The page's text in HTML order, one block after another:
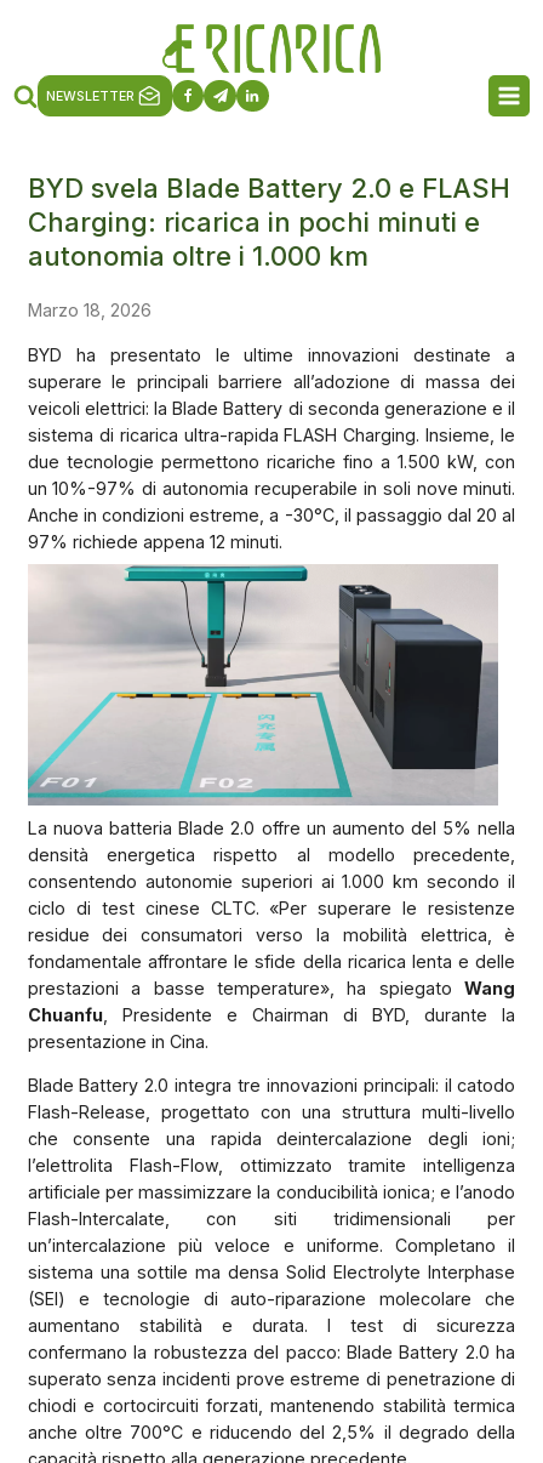
NEWSLETTER
BYD svela Blade Battery 2.0 e FLASH
Charging: ricarica in pochi minuti e
autonomia oltre i 1.000 km
Marzo 18, 2026
BYD ha presentato le ultime innovazioni destinate a
superare le principali barriere all’adozione di massa dei
veicoli elettrici: la Blade Battery di seconda generazione e il
sistema di ricarica ultra-rapida FLASH Charging. Insieme, le
due tecnologie permettono ricariche fino a 1.500 kW, con
un 10%-97% di autonomia recuperabile in soli nove minuti.
Anche in condizioni estreme, a -30°C, il passaggio dal 20 al
97% richiede appena 12 minuti.
La nuova batteria Blade 2.0 offre un aumento del 5% nella
densità energetica rispetto al modello precedente,
consentendo autonomie superiori ai 1.000 km secondo il
ciclo di test cinese CLTC. «Per superare le resistenze
residue dei consumatori verso la mobilità elettrica, è
fondamentale affrontare le sfide della ricarica lenta e delle
prestazioni a basse temperature», ha spiegatoWang
Chuanfu, Presidente e Chairman di BYD, durante la
presentazione in Cina.
Blade Battery 2.0 integra tre innovazioni principali: il catodo
Flash-Release, progettato con una struttura multi-livello
che consente una rapida deintercalazione degli ioni;
l’elettrolita Flash-Flow, ottimizzato tramite intelligenza
artificiale per massimizzare la conducibilità ionica; e l’anodo
Flash-Intercalate, con siti tridimensionali per
un’intercalazione più veloce e uniforme. Completano il
sistema una sottile ma densa Solid Electrolyte Interphase
(SEI) e tecnologie di auto-riparazione molecolare che
aumentano stabilità e durata. I test di sicurezza
confermano la robustezza del pacco: Blade Battery 2.0 ha
superato senza incidenti prove estreme di penetrazione di
chiodi e cortocircuiti forzati, mantenendo stabilità termica
anche oltre 700°C e riducendo del 2,5% il degrado della